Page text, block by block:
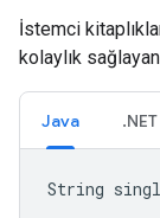
İstemci
kolaylık
Java .NET
String